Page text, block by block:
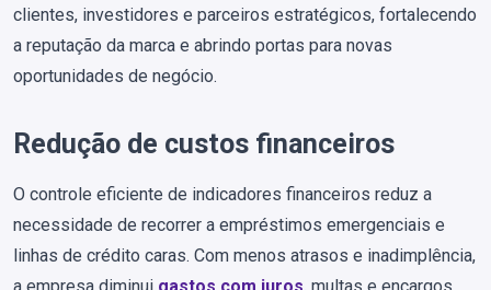
clientes, investidores e parceiros estratégicos, fortalecendo
a reputação da marca e abrindo portas para novas
oportunidades de negócio.
Redução de custos financeiros
O controle eficiente de indicadores financeiros reduz a
necessidade de recorrer a empréstimos emergenciais e
linhas de crédito caras. Com menos atrasos e inadimplência,
a empresa diminui gastos com juros, multas e encargos